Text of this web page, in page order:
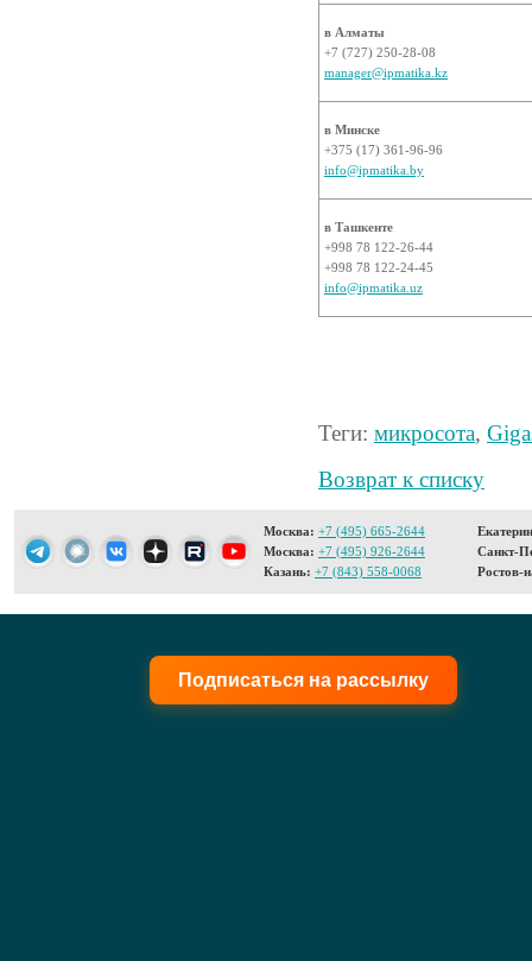
в Алматы
+7 (727) 250-28-08
manager@ipmatika.kz
в Минске
+375 (17) 361-96-96
info@ipmatika.by
в Ташкенте
+998 78 122-26-44
+998 78 122-24-45
info@ipmatika.uz
Теги: микросота,
Возврат к списку
Москва: +7 (495) 665-2644
Москва: +7 (495) 926-2644
Казань: +7 (843) 558-0068
Санкт-
Ростов-
Подписаться на рассылку